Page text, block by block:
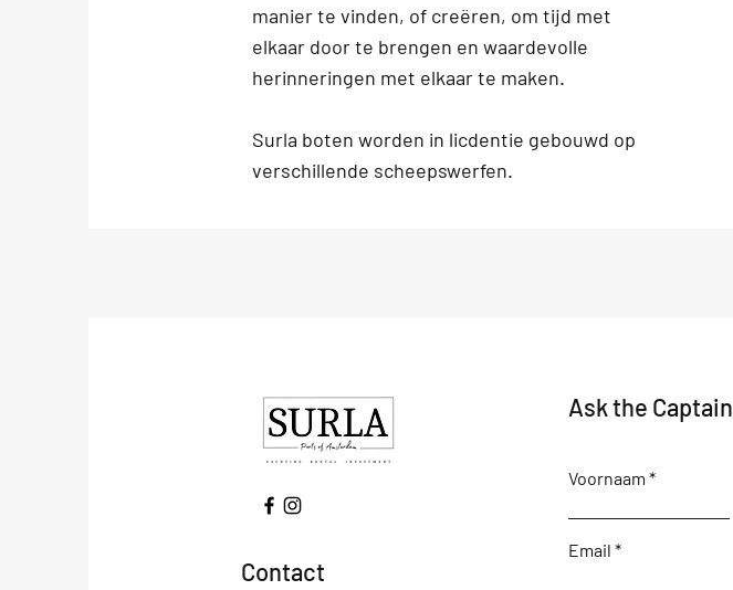
manier te vinden, of creëren, om tijd met
elkaar door te brengen en waardevolle
herinneringen met elkaar te maken.
Surla boten worden in licdentie gebouwd op
verschillende scheepswerfen.
Contact
Ask the Captain
Voornaam
Email